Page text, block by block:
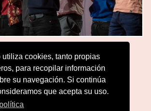
utiliza cookies, tanto propias
para recopilar información
su navegación. Si continúa
que acepta su uso.
Mapa del Sitio
Accesibilidad
Contacto